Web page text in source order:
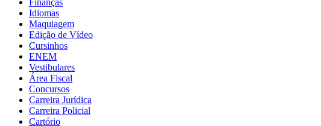
Finanças
Idiomas
Maquiagem
Edição de Vídeo
Cursinhos
ENEM
Vestibulares
Área Fiscal
Concursos
Carreira Jurídica
Carreira Policial
Cartório